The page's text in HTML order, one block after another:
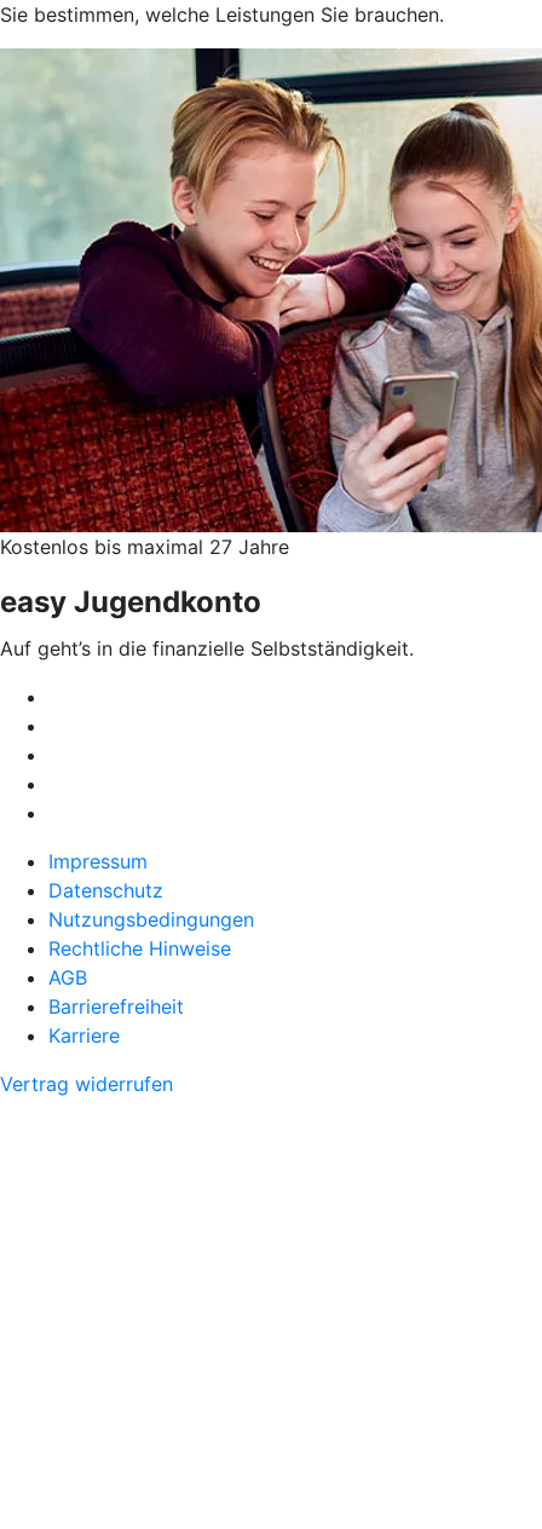
Sie bestimmen, welche Leistungen Sie brauchen.
Kostenlos bis maximal 27 Jahre
easy Jugendkonto
Auf geht’s in die finanzielle Selbstständigkeit.
Impressum
Datenschutz
Nutzungsbedingungen
Rechtliche Hinweise
AGB
Barrierefreiheit
Karriere
Vertrag widerrufen